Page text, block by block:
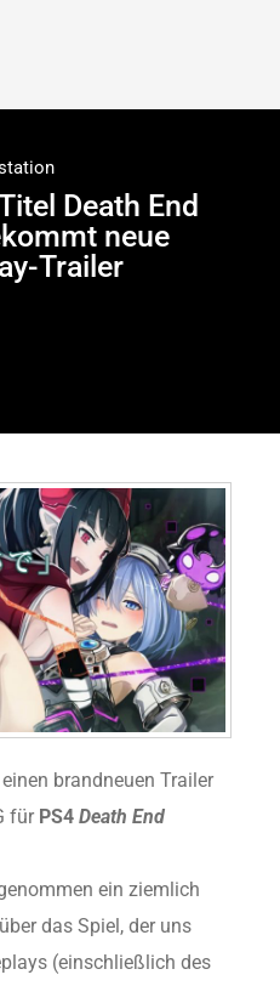
Death End
neue
Trailer
einen brandneuen Trailer
für PS4 Death End
ein ziemlich
das Spiel, der uns
(einschließlich des